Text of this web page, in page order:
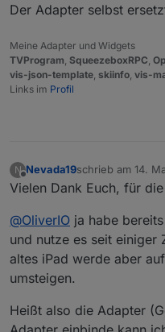
Der Adapter selbst
Meine Adapter und Widgets
TVProgram SqueezeboxRPC
vis-json-template skiinfo vis-
Links im Profil
N
Offline
Nevada19schrieb am 14.
zuletzt editiert
Vielen Dank Euch, für
@OliverIO ja habe
und nutze es seit einiger
altes iPad werde aber
umsteigen.
Heißt also die Adapter